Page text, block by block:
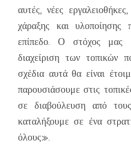
αυτές, νέες
χάραξης και υλοποίησης
επίπεδο. Ο στόχος μας
διαχείριση των τοπικών
σχέδια αυτά θα είναι
παρουσιάσουμε στις
σε διαβούλευση από
καταλήξουμε σε ένα
όλους».